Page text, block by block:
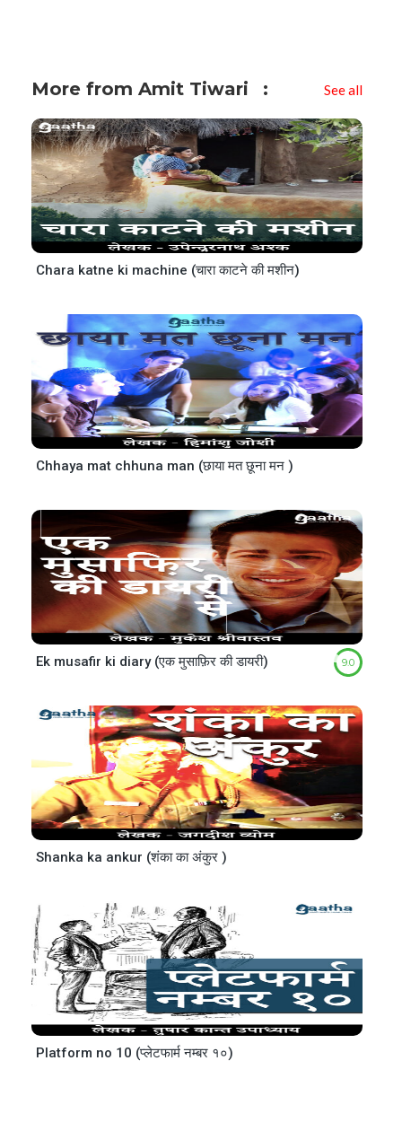
More from Amit Tiwari See all
Chara katne ki machine (चारा काटने की मशीन)
Chhaya mat chhuna man (छाया मत छूना मन )
Ek musafir ki diary (एक मुसाफ़िर की डायरी) 9.0
Shanka ka ankur (शंका का अंकुर )
Platform no 10 (प्लेटफार्म नम्बर १०)